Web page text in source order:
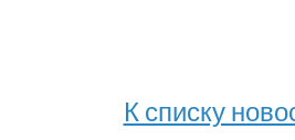
К списку